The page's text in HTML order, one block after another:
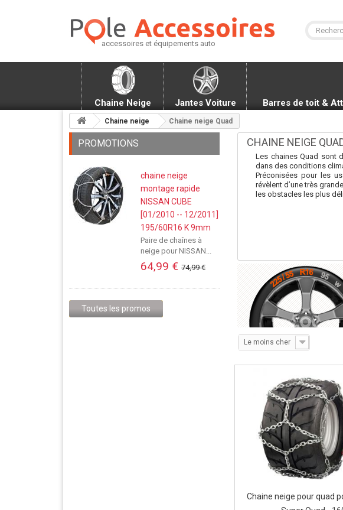
accessoires et équipements auto
Chaine Neige Jantes Voiture Barres de toit &
Chaine neige Chaine neige Quad
PROMOTIONS
chaine neige
montage rapide
NISSAN CUBE
[01/2010 -- 12/2011]
195/60R16 K 9mm
Paire de chaînes à
neige pour NISSAN...
64,99 € 74,99 €
Toutes les promos
CHAINE NEIGE
Les chaines Quad sont
dans des conditions
Préconisées pour les
révèlent d’une très
les obstacles les plus
Le moins cher
Chaine neige pour quad